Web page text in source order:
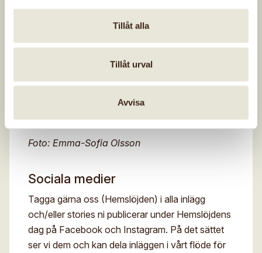
Tillåt alla
Tillåt urval
Avvisa
Foto: Emma-Sofia Olsson
Foto: Emma-Sofia Olsson
Sociala medier
Tagga gärna oss (Hemslöjden) i alla inlägg
och/eller stories ni publicerar under Hemslöjdens
dag på Facebook och Instagram. På det sättet
ser vi dem och kan dela inläggen i vårt flöde för